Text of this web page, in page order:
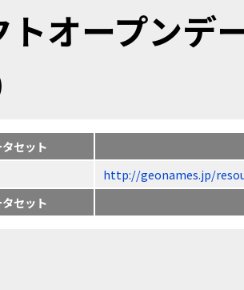
トオープン
セット
http://geonames.jp/
セット